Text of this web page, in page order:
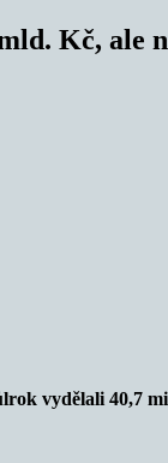
Kč, ale
vydělali 40,7